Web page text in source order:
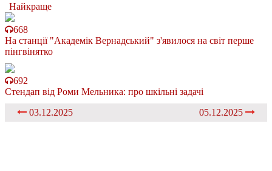
Найкраще
668
На станції "Академік Вернадський" з'явилося на світ перше
пінгвінятко
692
Стендап від Роми Мельника: про шкільні задачі
03.12.2025
05.12.2025